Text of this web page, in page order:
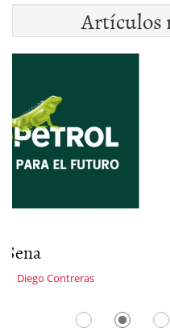
Artículos